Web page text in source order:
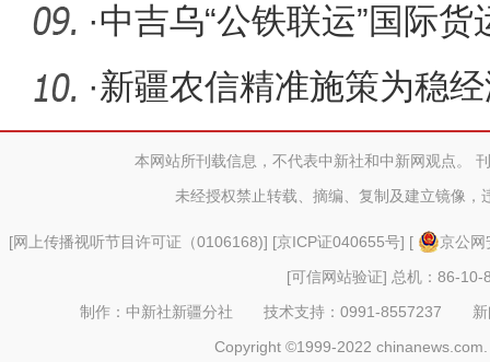
入采摘期
·中吉乌“公铁联运”国际
·新疆农信精准施策为稳
本网站所刊载信息，不代表中新社和中新网观点。
未经授权禁止转载、摘编、复制及建立镜像，
[网上传播视听节目许可证（0106168)] [京ICP证040655号] [
京公
[可信网站验证] 总机：86-10-
制作：中新社新疆分社 技术支持：0991-8557237
Copyright ©1999-2022